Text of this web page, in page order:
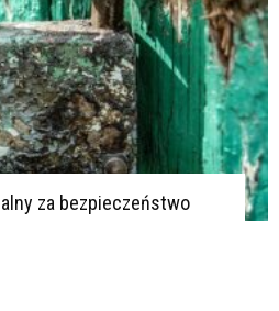
za bezpieczeństwo